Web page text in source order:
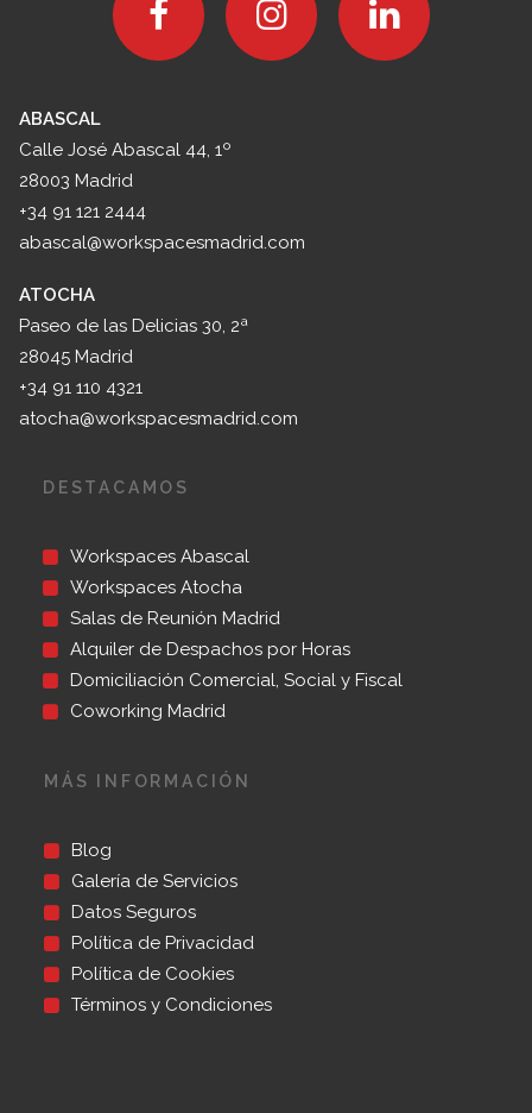
ABASCAL
Calle José Abascal 44, 1º
28003 Madrid
+34 91 121 2444
abascal@workspacesmadrid.com
ATOCHA
Paseo de las Delicias 30, 2ª
28045 Madrid
+34 91 110 4321
atocha@workspacesmadrid.com
DESTACAMOS
Workspaces Abascal
Workspaces Atocha
Salas de Reunión Madrid
Alquiler de Despachos por Horas
Domiciliación Comercial, Social y Fiscal
Coworking Madrid
MÁS INFORMACIÓN
Blog
Galería de Servicios
Datos Seguros
Política de Privacidad
Política de Cookies
Términos y Condiciones